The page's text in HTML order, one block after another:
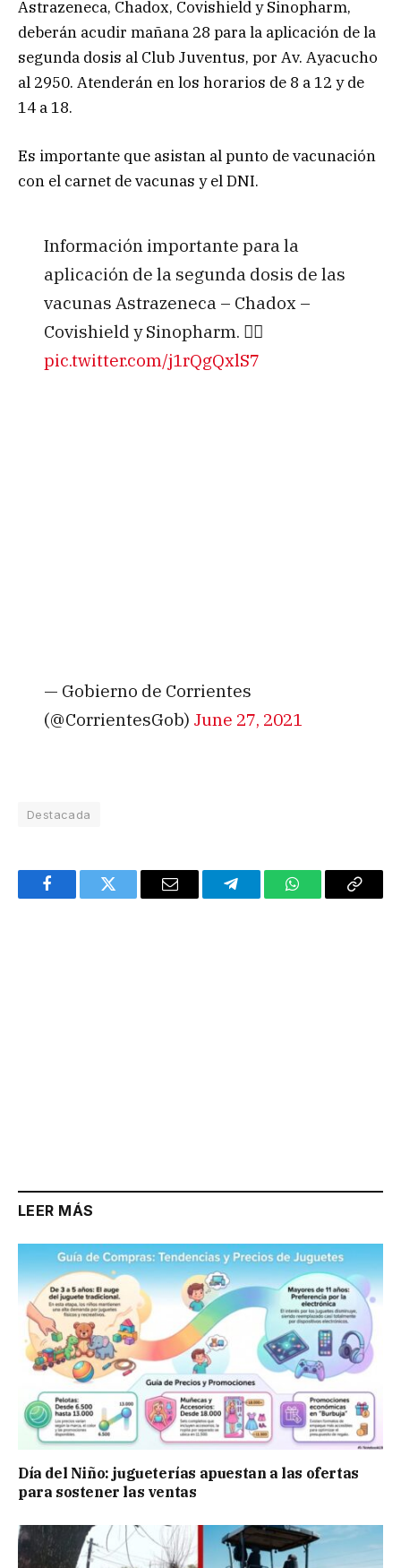
Astrazeneca, Chadox, Covishield y Sinopharm,
deberán acudir mañana 28 para la aplicación de la
segunda dosis al Club Juventus, por Av. Ayacucho
al 2950. Atenderán en los horarios de 8 a 12 y de
14 a 18.
Es importante que asistan al punto de vacunación
con el carnet de vacunas y el DNI.
Información importante para la
aplicación de la segunda dosis de las
vacunas Astrazeneca – Chadox –
Covishield y Sinopharm. 👇🏼
pic.twitter.com/j1rQgQxlS7
— Gobierno de Corrientes
(@CorrientesGob) June 27, 2021
Destacada
FacebookTwitter Email TelegramWhatsAppCopy
LEER MÁS
Día del Niño: jugueterías apuestan a las ofertas
para sostener las ventas